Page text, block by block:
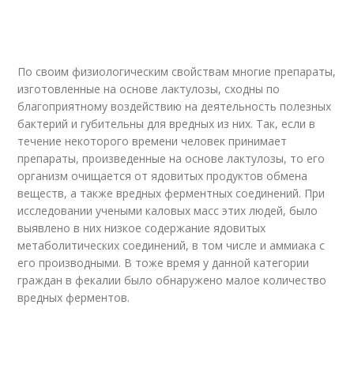
По своим физиологическим свойствам многие препараты,
изготовленные на основе лактулозы, сходны по
благоприятному воздействию на деятельность полезных
бактерий и губительны для вредных из них. Так, если в
течение некоторого времени человек принимает
препараты, произведенные на основе лактулозы, то его
организм очищается от ядовитых продуктов обмена
веществ, а также вредных ферментных соединений. При
исследовании учеными каловых масс этих людей, было
выявлено в них низкое содержание ядовитых
метаболитических соединений, в том числе и аммиака с
его производными. В тоже время у данной категории
граждан в фекалии было обнаружено малое количество
вредных ферментов.